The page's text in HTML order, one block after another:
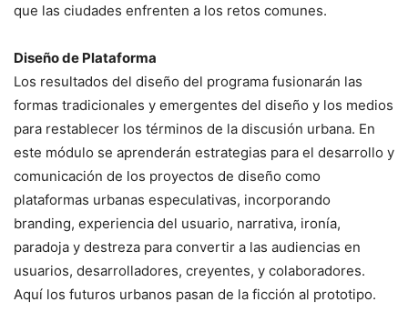
que las ciudades enfrenten a los retos comunes.
Diseño de Plataforma
Los resultados del diseño del programa fusionarán las
formas tradicionales y emergentes del diseño y los medios
para restablecer los términos de la discusión urbana. En
este módulo se aprenderán estrategias para el desarrollo y
comunicación de los proyectos de diseño como
plataformas urbanas especulativas, incorporando
branding, experiencia del usuario, narrativa, ironía,
paradoja y destreza para convertir a las audiencias en
usuarios, desarrolladores, creyentes, y colaboradores.
Aquí los futuros urbanos pasan de la ficción al prototipo.